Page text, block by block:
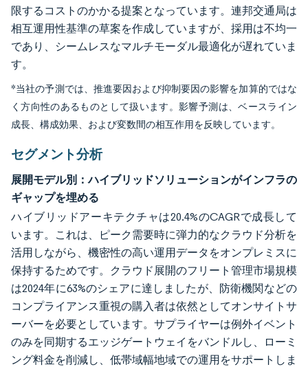
限するコストのかかる提案となっています。連邦交通局は
相互運用性基準の草案を作成していますが、採用は不均一
であり、シームレスなマルチモーダル最適化が遅れていま
す。
*当社の予測では、推進要因および抑制要因の影響を加算的ではな
く方向性のあるものとして扱います。影響予測は、ベースライン
成長、構成効果、および変数間の相互作用を反映しています。
セグメント分析
展開モデル別：ハイブリッドソリューションがインフラの
ギャップを埋める
ハイブリッドアーキテクチャは20.4%のCAGRで成長して
います。これは、ピーク需要時に弾力的なクラウド分析を
活用しながら、機密性の高い運用データをオンプレミスに
保持するためです。クラウド展開のフリート管理市場規模
は2024年に63%のシェアに達しましたが、防衛機関などの
コンプライアンス重視の購入者は依然としてオンサイトサ
ーバーを必要としています。サプライヤーは例外イベント
のみを同期するエッジゲートウェイをバンドルし、ローミ
ング料金を削減し、低帯域幅地域での運用をサポートしま